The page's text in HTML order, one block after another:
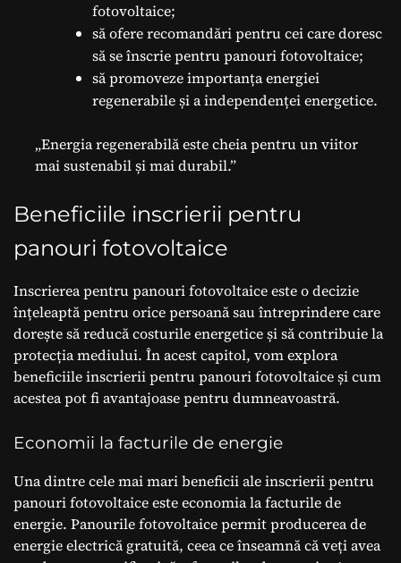
fotovoltaice;
să ofere recomandări pentru cei care doresc
să se înscrie pentru panouri fotovoltaice;
să promoveze importanța energiei
regenerabile și a independenței energetice.
„Energia regenerabilă este cheia pentru un viitor
mai sustenabil și mai durabil.”
Beneficiile inscrierii pentru
panouri fotovoltaice
Inscrierea pentru panouri fotovoltaice este o decizie
înțeleaptă pentru orice persoană sau întreprindere care
dorește să reducă costurile energetice și să contribuie la
protecția mediului. În acest capitol, vom explora
beneficiile inscrierii pentru panouri fotovoltaice și cum
acestea pot fi avantajoase pentru dumneavoastră.
Economii la facturile de energie
Una dintre cele mai mari beneficii ale inscrierii pentru
panouri fotovoltaice este economia la facturile de
energie. Panourile fotovoltaice permit producerea de
energie electrică gratuită, ceea ce înseamnă că veți avea